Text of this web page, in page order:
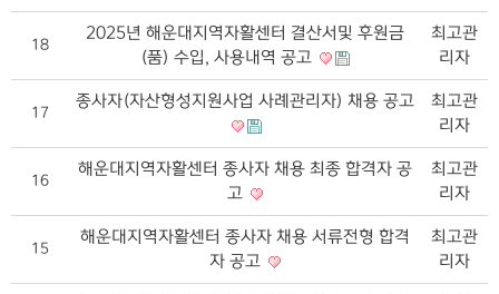
18
2025년 해운대지역자활센터 결산서및 후원금
(품) 수입, 사용내역 공고
최고관
리자
17
종사자(자산형성지원사업 사례관리자) 채용 공고
최고관
리자
16
해운대지역자활센터 종사자 채용 최종 합격자 공
고
최고관
리자
15
해운대지역자활센터 종사자 채용 서류전형 합격
자 공고
최고관
리자